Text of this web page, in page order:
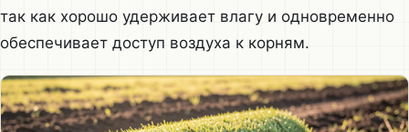
так как хорошо удерживает влагу и одновременно
обеспечивает доступ воздуха к корням.